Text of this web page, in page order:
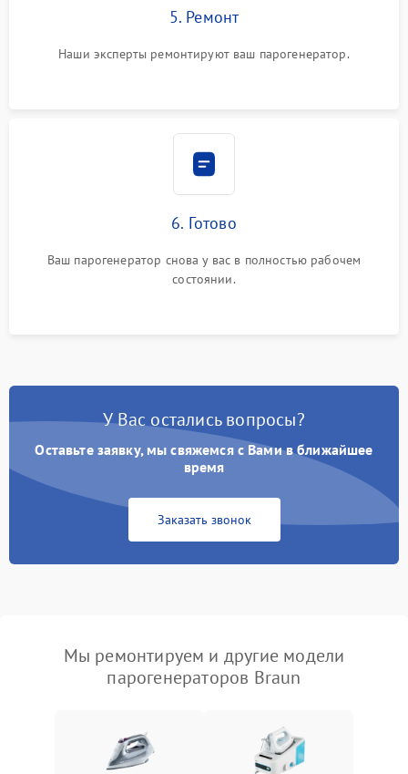
5. Ремонт
Наши эксперты ремонтируют ваш парогенератор.
6. Готово
Ваш парогенератор снова у вас в полностью рабочем
состоянии.
У Вас остались вопросы?
Оставьте заявку, мы свяжемся с Вами в ближайшее
время
Заказать звонок
Мы ремонтируем и другие модели
парогенераторов Braun